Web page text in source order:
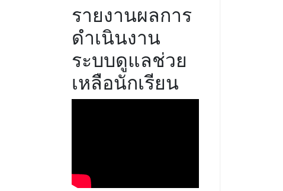
รายงานผลการ
ดำเนินงาน
ระบบดูแลช่วย
เหลือนักเรียน